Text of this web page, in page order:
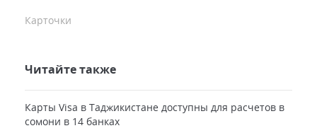
Карточки
Читайте также
Карты Visa в Таджикистане доступны для расчетов в
сомони в 14 банках